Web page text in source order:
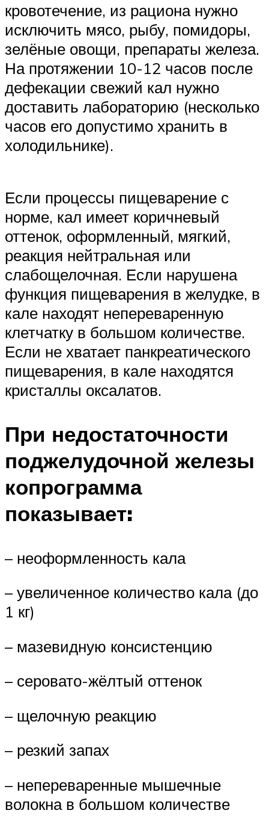
кровотечение, из рациона нужно
исключить мясо, рыбу, помидоры,
зелёные овощи, препараты железа.
На протяжении 10-12 часов после
дефекации свежий кал нужно
доставить лабораторию (несколько
часов его допустимо хранить в
холодильнике).
Если процессы пищеварение с
норме, кал имеет коричневый
оттенок, оформленный, мягкий,
реакция нейтральная или
слабощелочная. Если нарушена
функция пищеварения в желудке, в
кале находят непереваренную
клетчатку в большом количестве.
Если не хватает панкреатического
пищеварения, в кале находятся
кристаллы оксалатов.
При недостаточности
поджелудочной железы
копрограмма
показывает:
– неоформленность кала
– увеличенное количество кала (до
1 кг)
– мазевидную консистенцию
– серовато-жёлтый оттенок
– щелочную реакцию
– резкий запах
– непереваренные мышечные
волокна в большом количестве